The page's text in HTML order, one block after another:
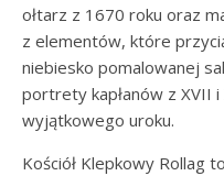
ołtarz z 1670 roku oraz
z elementów, które
niebiesko pomalowanej
portrety kapłanów z XVII
wyjątkowego uroku.
Kościół Klepkowy Rollag